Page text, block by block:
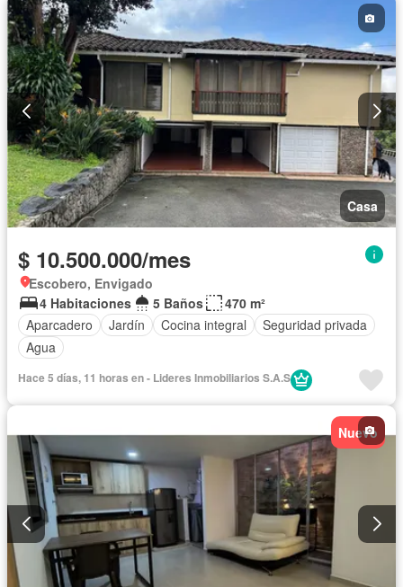
Casa
$ 10.500.000/mes
Escobero, Envigado
4 Habitaciones
5 Baños
470 m²
Aparcadero
Jardín Cocina integral
Seguridad privada
Agua
Hace 5 días, 11 horas en - Lideres Inmobiliarios S.A.S
Nuevo